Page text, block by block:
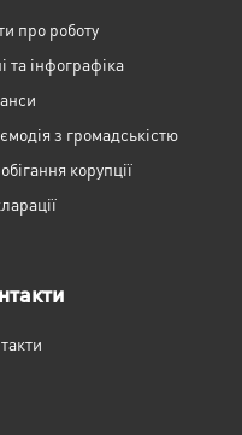
про роботу
та інфографіка
з громадськістю
корупції